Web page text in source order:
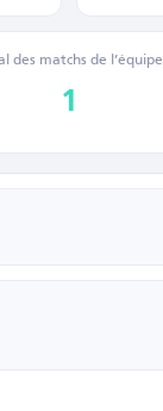
des matchs de l’équipe
1